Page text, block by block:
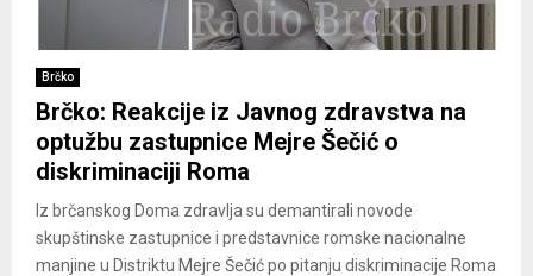
Brčko
Brčko: Reakcije iz Javnog zdravstva na
optužbu zastupnice Mejre Šečić o
diskriminaciji Roma
Iz brčanskog Doma zdravlja su demantirali novode
skupštinske zastupnice i predstavnice romske nacionalne
manjine u Distriktu Mejre Šečić po pitanju diskriminacije Roma